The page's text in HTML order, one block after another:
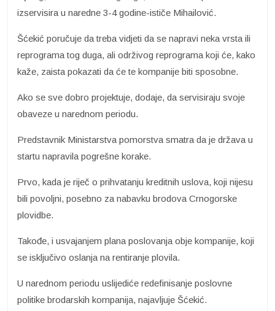
izservisira u naredne 3-4 godine-ističe Mihailović.
Šćekić poručuje da treba vidjeti da se napravi neka vrsta ili
reprograma tog duga, ali održivog reprograma koji će, kako
kaže, zaista pokazati da će te kompanije biti sposobne.
Ako se sve dobro projektuje, dodaje, da servisiraju svoje
obaveze u narednom periodu.
Predstavnik Ministarstva pomorstva smatra da je država u
startu napravila pogrešne korake.
Prvo, kada je riječ o prihvatanju kreditnih uslova, koji nijesu
bili povoljni, posebno za nabavku brodova Crnogorske
plovidbe.
Takođe, i usvajanjem plana poslovanja obje kompanije, koji
se isključivo oslanja na rentiranje plovila.
U narednom periodu uslijediće redefinisanje poslovne
politike brodarskih kompanija, najavljuje Šćekić.